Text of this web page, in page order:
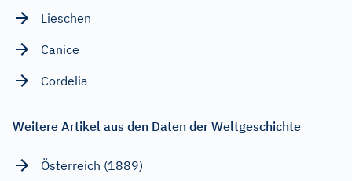
Lieschen
Canice
Cordelia
Weitere Artikel aus den Daten der Weltgeschichte
Österreich (1889)